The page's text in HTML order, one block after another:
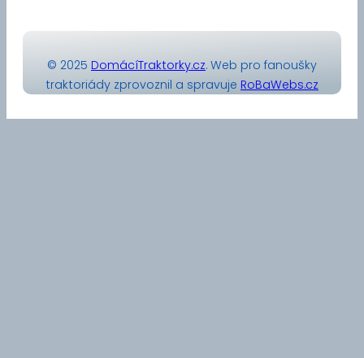
© 2025 DomácíTraktorky.cz. Web pro fanoušky
traktoriády zprovoznil a spravuje RoBaWebs.cz